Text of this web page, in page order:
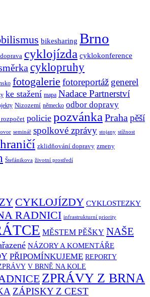
bikesharing Brno
cyklojízda cyklokonference
cyklopruhy
fotogalerie fotoreportáž generel
ke stažení mapa Nadace Partnerství
Nizozemí německo odbor dopravy
policie pozvánka Praha pěší
seminář spolkové zprávy stojany stížnost
zklidňování dopravy zmeny
Štefánikova životní prostředí
CYKLOJÍZDY CYKLOSTEZKY
RADNICI infrastrukturní priority
MĚSTEM PĚŠKY NAŠE
NÁZORY A KOMENTÁŘE
PŘIPOMÍNKUJEME REPORTY
V BRNĚ NA KOLE
ZPRÁVY Z BRNA
ZÁPISKY Z CEST